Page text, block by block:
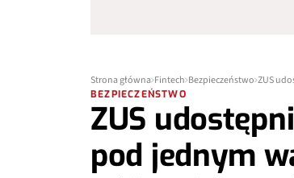
Strona główna Fintech Bezpieczeństwo ZUS
BEZPIECZEŃSTWO
ZUS
pod jednym